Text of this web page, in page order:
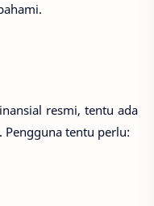
resmi, tentu ada
Pengguna tentu perlu: